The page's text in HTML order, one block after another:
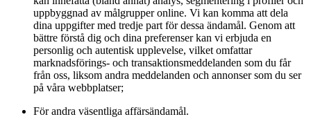
uppbyggnad av målgrupper online. Vi kan komma att dela
dina uppgifter med tredje part för dessa ändamål. Genom att
bättre förstå dig och dina preferenser kan vi erbjuda en
personlig och autentisk upplevelse, vilket omfattar
marknadsförings- och transaktionsmeddelanden som du får
från oss, liksom andra meddelanden och annonser som du ser
på våra webbplatser;
För andra väsentliga affärsändamål.